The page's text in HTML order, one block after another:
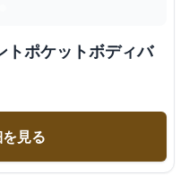
トポケットボディバ
見る